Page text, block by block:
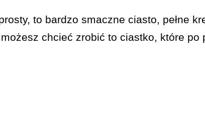
to bardzo smaczne ciasto, pełne
chcieć zrobić to ciastko, które po